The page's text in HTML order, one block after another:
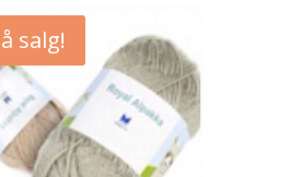
salg!